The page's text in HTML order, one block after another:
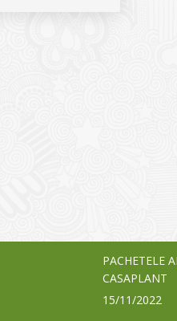
PACHETELE
CASAPLANT
15/11/2022